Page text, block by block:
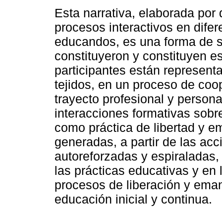
Esta narrativa, elaborada
procesos interactivos en
educandos, es una forma de
constituyeron y constituyen
participantes están
tejidos, en un proceso de
trayecto profesional y
interacciones formativas
como práctica de libertad y
generadas, a partir de las
autoreforzadas y
las prácticas educativas y
procesos de liberación y
educación inicial y continua.